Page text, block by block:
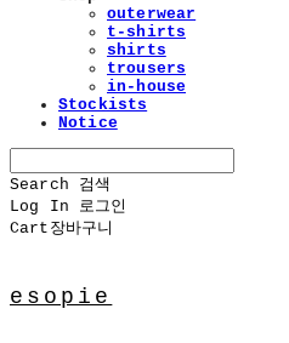
outerwear
t-shirts
shirts
trousers
in-house
Stockists
Notice
Search
검색
Log In
로그인
Cart 장바구니
esopie